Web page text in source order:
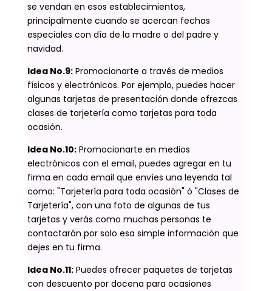
se vendan en esos establecimientos,
principalmente cuando se acercan fechas
especiales con día de la madre o del padre y
navidad.
Idea No.9:Promocionarte a través de medios
físicos y electrónicos. Por ejemplo, puedes hacer
algunas tarjetas de presentación donde ofrezcas
clases de tarjetería como tarjetas para toda
ocasión.
Idea No.10:Promocionarte en medios
electrónicos con el email, puedes agregar en tu
firma en cada email que envíes una leyenda tal
como: "Tarjetería para toda ocasión" ó "Clases de
Tarjetería", con una foto de algunas de tus
tarjetas y verás como muchas personas te
contactarán por solo esa simple información que
dejes en tu firma.
Idea No.11:Puedes ofrecer paquetes de tarjetas
con descuento por docena para ocasiones